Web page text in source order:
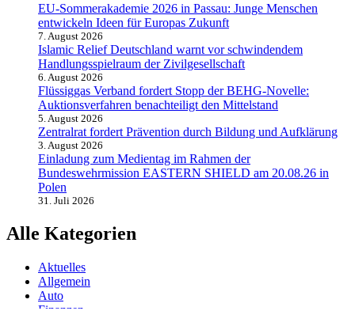
EU-Sommerakademie 2026 in Passau: Junge Menschen
entwickeln Ideen für Europas Zukunft
7. August 2026
Islamic Relief Deutschland warnt vor schwindendem
Handlungsspielraum der Zivilgesellschaft
6. August 2026
Flüssiggas Verband fordert Stopp der BEHG-Novelle:
Auktionsverfahren benachteiligt den Mittelstand
5. August 2026
Zentralrat fordert Prävention durch Bildung und Aufklärung
3. August 2026
Einladung zum Medientag im Rahmen der
Bundeswehrmission EASTERN SHIELD am 20.08.26 in
Polen
31. Juli 2026
Alle Kategorien
Aktuelles
Allgemein
Auto
Finanzen